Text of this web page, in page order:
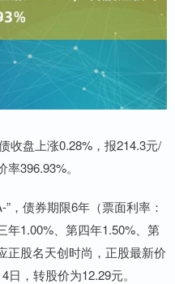
收盘上涨0.28%，报214.3元/
396.93%。
，债券期限6年（票面利率：
年1.00%、第四年1.50%、第
正股名天创时尚，正股最新价
，转股价为12.29元。